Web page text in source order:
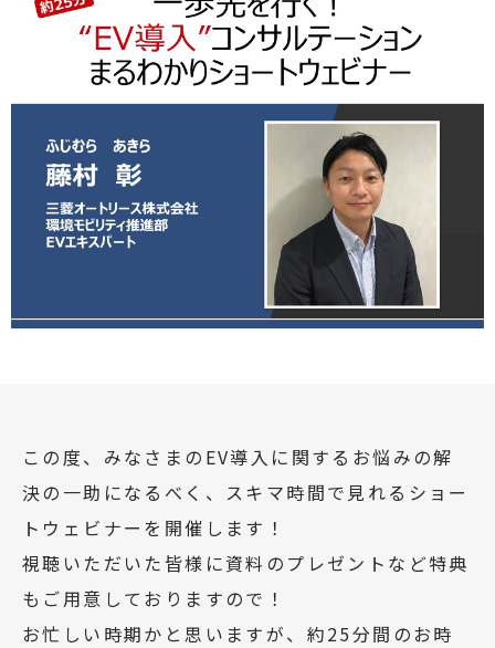
この度、みなさまのEV導入に関するお悩みの解
決の一助になるべく、スキマ時間で見れるショー
トウェビナーを開催します！
視聴いただいた皆様に資料のプレゼントなど特典
もご用意しておりますので！
お忙しい時期かと思いますが、約25分間のお時